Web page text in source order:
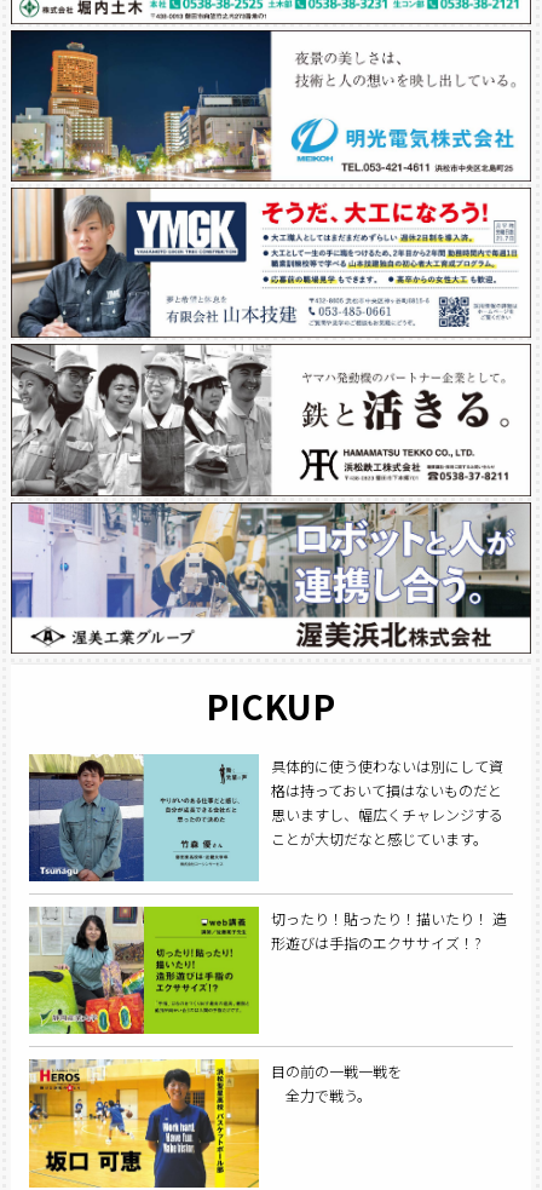
PICKUP
具体的に使う使わないは別にして資
格は持っておいて損はないものだと
思いますし、幅広くチャレンジする
ことが大切だなと感じています。
切ったり！貼ったり！描いたり！ 造
形遊びは手指のエクササイズ！?
目の前の一戦一戦を
全力で戦う。